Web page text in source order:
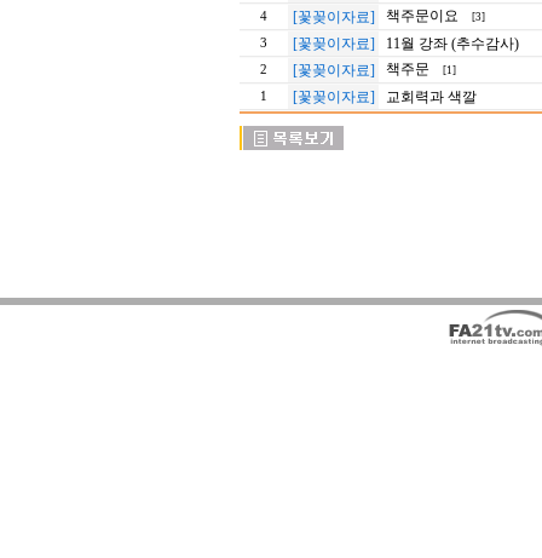
4 [꽃꽂이자료] 책주문이요 [3]
3 [꽃꽂이자료] 11월 강좌 (추수감사)
2 [꽃꽂이자료] 책주문 [1]
1 [꽃꽂이자료] 교회력과 색깔